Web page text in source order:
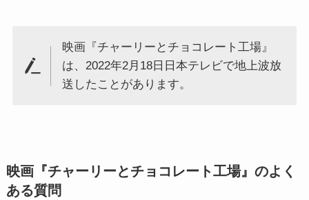
映画『チャーリーとチョコレート工場』
は、2022年2月18日日本テレビで地上波放
送したことがあります。
映画『チャーリーとチョコレート工場』のよく
ある質問